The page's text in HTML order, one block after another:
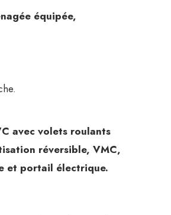
équipée,
avec volets roulants
réversible, VMC,
et portail électrique.